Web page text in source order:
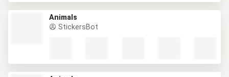
Animals
StickersBot